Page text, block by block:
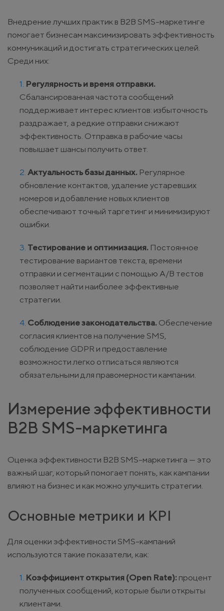
Внедрение лучших практик в B2B SMS-маркетинге
помогает бизнесам максимизировать эффективность
коммуникаций и достигать стратегических целей.
Среди них:
Регулярность и время отправки.
Сбалансированная частота сообщений
поддерживает интерес клиентов: избыточность
раздражает, а редкие отправки снижают
эффективность. Отправка в рабочие часы
повышает шансы получить ответ.
Актуальность базы данных. Регулярное
обновление контактов, удаление устаревших
номеров и добавление новых клиентов
обеспечивают точный таргетинг и минимизируют
ошибки.
Тестирование и оптимизация. Постоянное
тестирование вариантов текста, времени
отправки и сегментации с помощью A/B тестов
позволяет найти наиболее эффективные
стратегии.
Соблюдение законодательства. Обеспечение
согласия клиентов на получение SMS,
соблюдение GDPR и предоставление
возможности легко отписаться являются
обязательными для правомерности кампании.
Измерение эффективности
B2B SMS-маркетинга
Оценка эффективности B2B SMS-маркетинга — это
важный шаг, который помогает понять, как кампании
влияют на бизнес и как можно улучшить стратегии.
Основные метрики и KPI
Для оценки эффективности SMS-кампаний
используются такие показатели, как:
Коэффициент открытия (Open Rate): процент
полученных сообщений, которые были открыты
клиентами.